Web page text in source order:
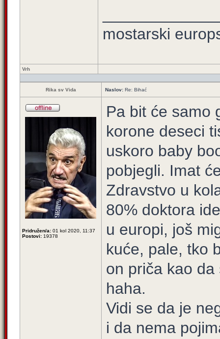
mostarski
Vrh
Rika sv Vida Naslov: Re: Bihać
Pridružen/a: 01 kol 2020, 11:37
Postovi: 19378
Pa bit će samo
korone deseci
uskoro baby
pobjegli. Imat
Zdravstvo u
80% doktora
u europi, još
kuće, pale, tko
on priča kao
haha.
Vidi se da je
i da nema